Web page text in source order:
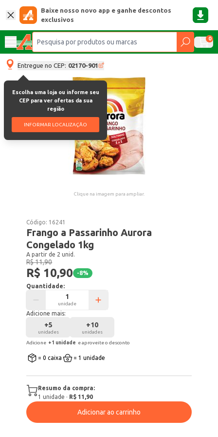
Baixe nosso novo app e ganhe descontos
exclusivos
0
Entregue no CEP: 02170-901
Escolha uma loja ou informe seu
CEP para ver ofertas da sua
região
INFORMAR LOCALIZAÇÃO
Clique na imagem para ampliar.
Código: 16241
Frango a Passarinho Aurora
Congelado 1kg
A partir de 2 unid.
R$ 11,90
R$ 10,90 -8%
Quantidade:
unidade
Adicione mais:
+5
unidades
+10
unidades
Adicione +1 unidade e aproveite o desconto
= 0 caixa = 1 unidade
Resumo da compra:
1 unidade · R$ 11,90
Adicionar ao carrinho